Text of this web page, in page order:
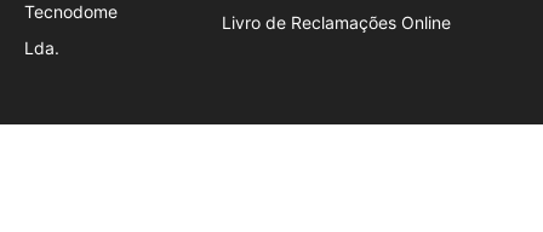
Tecnodome
Lda.
Livro de Reclamações Online